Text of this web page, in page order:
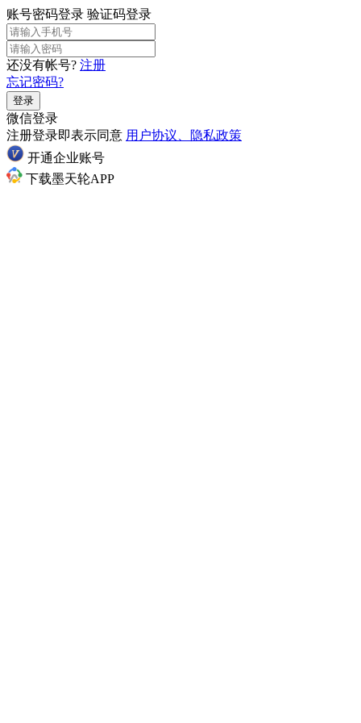
账号密码登录 验证码登录
还没有帐号? 注册
忘记密码?
登录
微信登录
注册登录即表示同意 用户协议、隐私政策
开通企业账号
下载墨天轮APP